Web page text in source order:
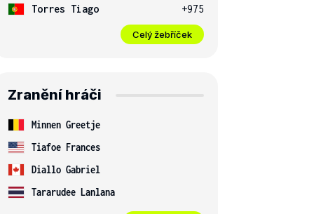
Torres Tiago
+975
Celý žebříček
Zranění hráči
Minnen Greetje
Tiafoe Frances
Diallo Gabriel
Tararudee Lanlana